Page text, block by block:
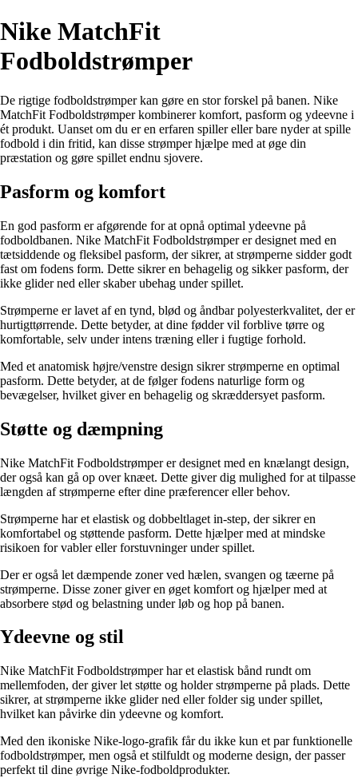
Nike MatchFit
Fodboldstrømper
De rigtige fodboldstrømper kan gøre en stor forskel på banen. Nike
MatchFit Fodboldstrømper kombinerer komfort, pasform og ydeevne i
ét produkt. Uanset om du er en erfaren spiller eller bare nyder at spille
fodbold i din fritid, kan disse strømper hjælpe med at øge din
præstation og gøre spillet endnu sjovere.
Pasform og komfort
En god pasform er afgørende for at opnå optimal ydeevne på
fodboldbanen. Nike MatchFit Fodboldstrømper er designet med en
tætsiddende og fleksibel pasform, der sikrer, at strømperne sidder godt
fast om fodens form. Dette sikrer en behagelig og sikker pasform, der
ikke glider ned eller skaber ubehag under spillet.
Strømperne er lavet af en tynd, blød og åndbar polyesterkvalitet, der er
hurtigttørrende. Dette betyder, at dine fødder vil forblive tørre og
komfortable, selv under intens træning eller i fugtige forhold.
Med et anatomisk højre/venstre design sikrer strømperne en optimal
pasform. Dette betyder, at de følger fodens naturlige form og
bevægelser, hvilket giver en behagelig og skræddersyet pasform.
Støtte og dæmpning
Nike MatchFit Fodboldstrømper er designet med en knælangt design,
der også kan gå op over knæet. Dette giver dig mulighed for at tilpasse
længden af ​​strømperne efter dine præferencer eller behov.
Strømperne har et elastisk og dobbeltlaget in-step, der sikrer en
komfortabel og støttende pasform. Dette hjælper med at mindske
risikoen for vabler eller forstuvninger under spillet.
Der er også let dæmpende zoner ved hælen, svangen og tæerne på
strømperne. Disse zoner giver en øget komfort og hjælper med at
absorbere stød og belastning under løb og hop på banen.
Ydeevne og stil
Nike MatchFit Fodboldstrømper har et elastisk bånd rundt om
mellemfoden, der giver let støtte og holder strømperne på plads. Dette
sikrer, at strømperne ikke glider ned eller folder sig under spillet,
hvilket kan påvirke din ydeevne og komfort.
Med den ikoniske Nike-logo-grafik får du ikke kun et par funktionelle
fodboldstrømper, men også et stilfuldt og moderne design, der passer
perfekt til dine øvrige Nike-fodboldprodukter.